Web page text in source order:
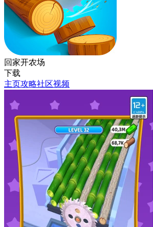
回家开农场
下载
主页攻略社区视频